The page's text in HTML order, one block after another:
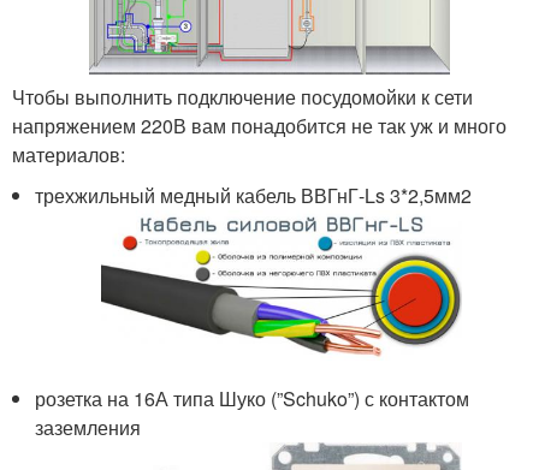
Чтобы выполнить подключение посудомойки к сети
напряжением 220В вам понадобится не так уж и много
материалов:
трехжильный медный кабель ВВГнГ-Ls 3*2,5мм2
розетка на 16А типа Шуко (”Schuko”) с контактом
заземления